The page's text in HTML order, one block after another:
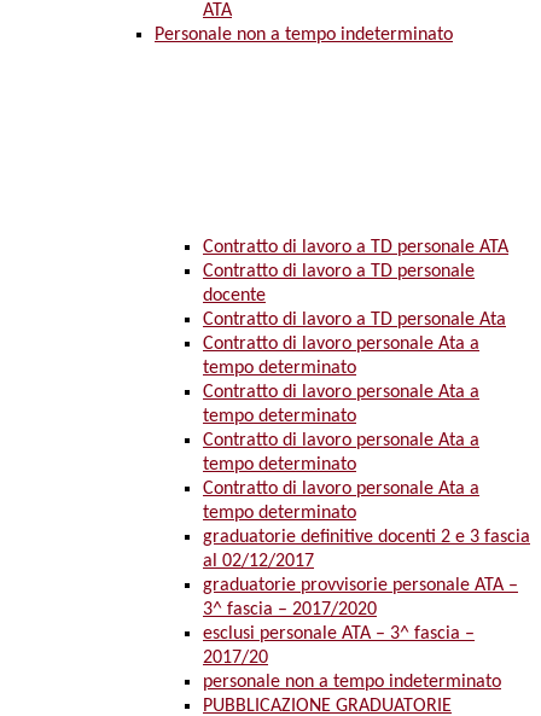
ATA
Personale non a tempo indeterminato
Contratto di lavoro a TD personale ATA
Contratto di lavoro a TD personale
docente
Contratto di lavoro a TD personale Ata
Contratto di lavoro personale Ata a
tempo determinato
Contratto di lavoro personale Ata a
tempo determinato
Contratto di lavoro personale Ata a
tempo determinato
Contratto di lavoro personale Ata a
tempo determinato
graduatorie definitive docenti 2 e 3 fascia
al 02/12/2017
graduatorie provvisorie personale ATA –
3^ fascia – 2017/2020
esclusi personale ATA – 3^ fascia –
2017/20
personale non a tempo indeterminato
PUBBLICAZIONE GRADUATORIE